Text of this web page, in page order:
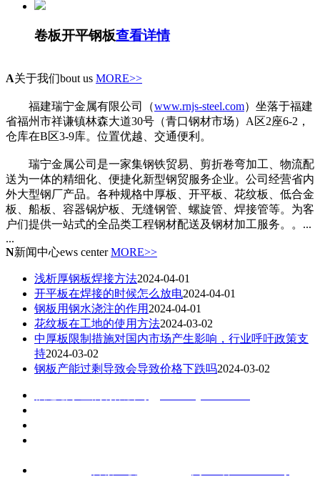
卷板开平钢板查看详情
A关于我们bout us MORE>>
福建瑞宁金属有限公司（www.rnjs-steel.com）坐落于福建
省福州市祥谦镇林森大道30号（青口钢材市场）A区2座6-2，
仓库在B区3-9库。位置优越、交通便利。
瑞宁金属公司是一家集钢铁贸易、剪折卷弯加工、物流配
送为一体的精细化、便捷化新型钢贸服务企业。公司经营省内
外大型钢厂产品。各种规格中厚板、开平板、花纹板、低合金
板、船板、容器锅炉板、无缝钢管、螺旋管、焊接管等。为客
户们提供一站式的全品类工程钢材配送及钢材加工服务。。...
...
N新闻中心ews center MORE>>
浅析厚钢板焊接方法2024-04-01
开平板在焊接的时候怎么放电2024-04-01
钢板用钢水浇注的作用 2024-04-01
花纹板在工地的使用方法2024-03-02
中厚板限制措施对国内市场产生影响，行业呼吁政策支
持2024-03-02
钢板产能过剩导致会导致价格下跌吗2024-03-02